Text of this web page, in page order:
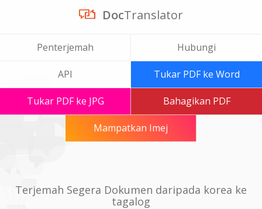
DocTranslator
Penterjemah Hubungi
API Tukar PDF ke Word
Tukar PDF ke JPG Bahagikan PDF
Mampatkan Imej
Terjemah Segera Dokumen daripada korea ke
tagalog